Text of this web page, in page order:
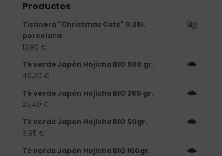
Productos
Tisanera "Christmas Cats" 0,25l.
porcelana
13,90 €
Té verde Japón Hojicha BIO 500 gr.
46,20 €
Té verde Japón Hojicha BIO 250 gr.
25,40 €
Té verde Japón Hojicha BIO 50gr.
6,95 €
Té verde Japón Hojicha BIO 100gr.